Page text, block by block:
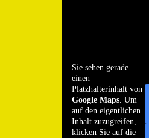
Sie sehen gerade
einen
Platzhalterinhalt von
Google Maps. Um
auf den eigentlichen
Inhalt zuzugreifen,
klicken Sie auf die